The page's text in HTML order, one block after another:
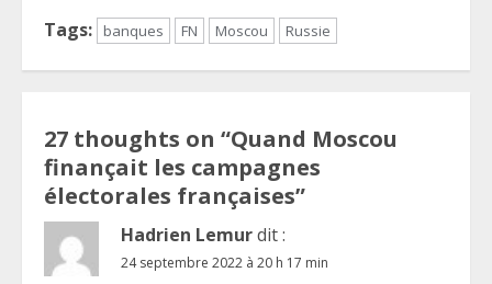
Tags: banques FN Moscou Russie
27 thoughts on “Quand Moscou
finançait les campagnes
électorales françaises”
Hadrien Lemurdit :
24 septembre 2022 à 20 h 17 min